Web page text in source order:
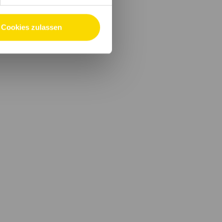
Cookies zulassen